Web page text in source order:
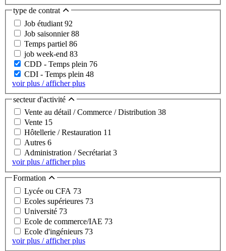
type de contrat
Job étudiant 92
Job saisonnier88
Temps partiel 86
job week-end 83
CDD - Temps plein 76
CDI - Temps plein 48
voir plus / afficher plus
secteur d'activité
Vente au détail / Commerce / Distribution 38
Vente 15
Hôtellerie / Restauration 11
Autres 6
Administration / Secrétariat3
voir plus / afficher plus
Formation
Lycée ou CFA 73
Ecoles supérieures 73
Université 73
Ecole de commerce/IAE 73
Ecole d'ingénieurs 73
voir plus / afficher plus